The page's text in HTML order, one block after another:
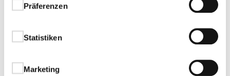
Präferenzen
Statistiken
Marketing
Varianten